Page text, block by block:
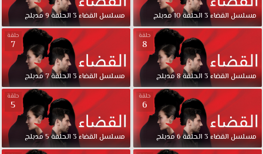
مسلسلالقضاء3 الحلقة10مدبلج مسلسلالقضاء3 الحلقة9مدبلج
حلقة
8
مسلسلالقضاء3 الحلقة8مدبلج
حلقة
7
مسلسلالقضاء3 الحلقة7مدبلج
حلقة
6
مسلسلالقضاء3 الحلقة6مدبلج
حلقة
5
مسلسلالقضاء3 الحلقة5مدبلج